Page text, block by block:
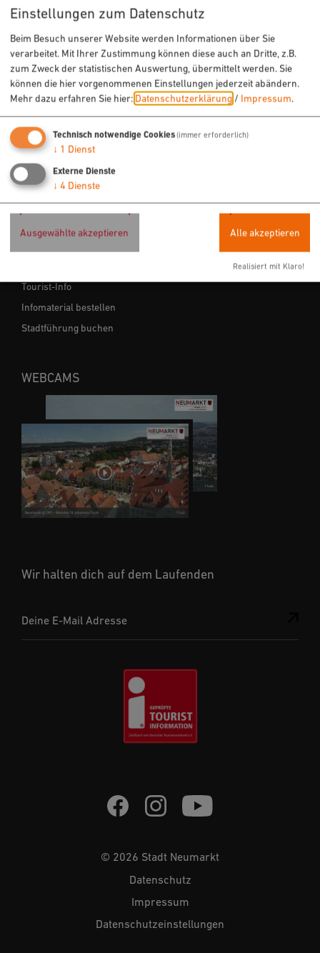
Wir halten dich auf dem Laufenden
Deine E-Mail Adresse
Radfahren
Freizeit
Sehenswertes
Veranstaltungen
ÜBERNACHTEN & EINKEHREN
Hotels
Ferienwohnungen
Tourist-Info
Infomaterial bestellen
Stadtführung buchen
WEBCAMS
© 2026 Stadt Neumarkt
Datenschutz
Impressum
Datenschutzeinstellungen
Einstellungen zum Datenschutz
Beim Besuch unserer Website werden Informationen über Sie
verarbeitet. Mit Ihrer Zustimmung können diese auch an Dritte, z.B.
zum Zweck der statistischen Auswertung, übermittelt werden. Sie
können die hier vorgenommenen Einstellungen jederzeit abändern.
Mehr dazu erfahren Sie hier:Datenschutzerklärung / Impressum.
Technisch notwendige Cookies(immer erforderlich)
↓ 1 Dienst
Externe Dienste
↓ 4 Dienste
Ausgewählte akzeptieren Alle akzeptieren
Realisiert mit Klaro!